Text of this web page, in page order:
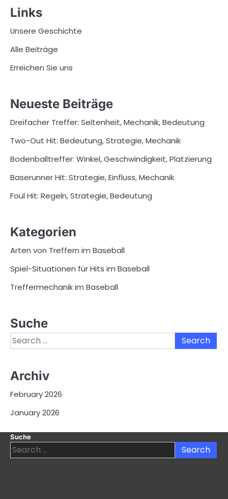
Links
Unsere Geschichte
Alle Beiträge
Erreichen Sie uns
Neueste Beiträge
Dreifacher Treffer: Seltenheit, Mechanik, Bedeutung
Two-Out Hit: Bedeutung, Strategie, Mechanik
Bodenballtreffer: Winkel, Geschwindigkeit, Platzierung
Baserunner Hit: Strategie, Einfluss, Mechanik
Foul Hit: Regeln, Strategie, Bedeutung
Kategorien
Arten von Treffern im Baseball
Spiel-Situationen für Hits im Baseball
Treffermechanik im Baseball
Suche
Search
for:
Archiv
February 2026
January 2026
Suche
Search
for: